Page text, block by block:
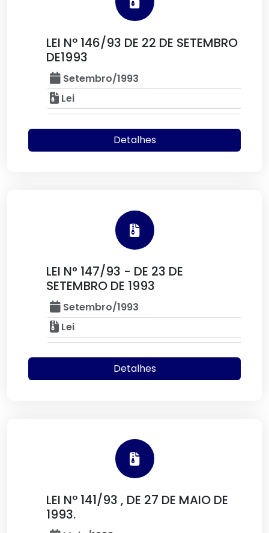
LEI Nº 146/93 DE 22 DE SETEMBRO
DE1993
Setembro/1993
Lei
Detalhes
LEI N° 147/93 - DE 23 DE
SETEMBRO DE 1993
Setembro/1993
Lei
Detalhes
LEI Nº 141/93 , DE 27 DE MAIO DE
1993.